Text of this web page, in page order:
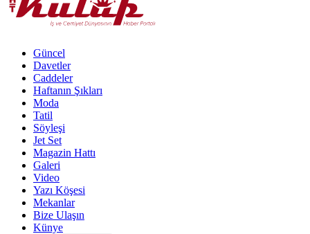
Güncel
Davetler
Caddeler
Haftanın Şıkları
Moda
Tatil
Söyleşi
Jet Set
Magazin Hattı
Galeri
Video
Yazı Köşesi
Mekanlar
Bize Ulaşın
Künye